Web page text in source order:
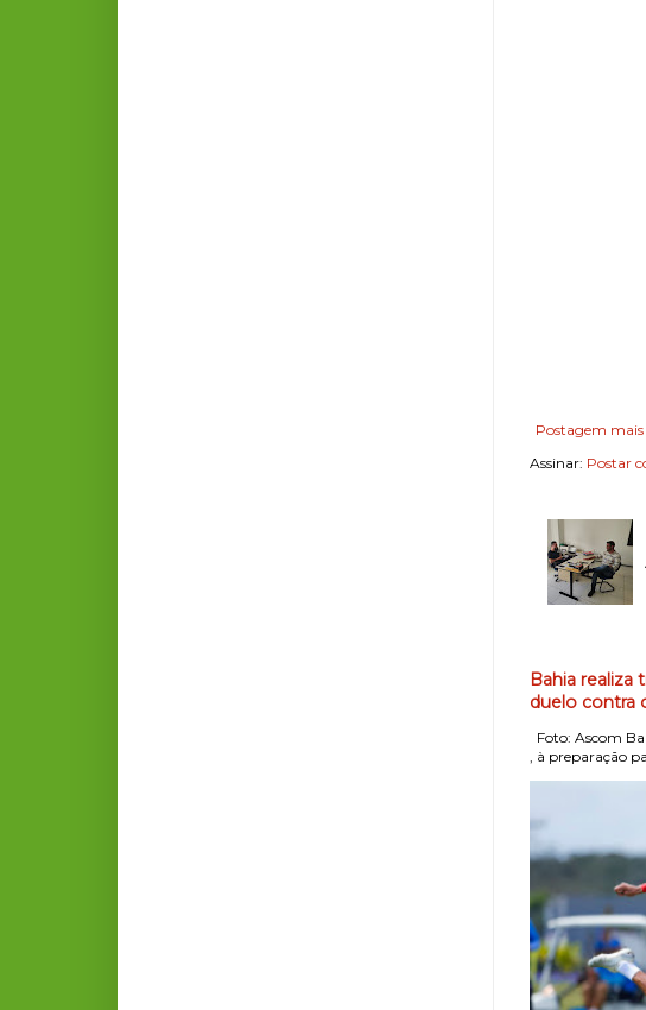
Postagem mais
Assinar: Postar
Bahia realiza
duelo contra
Foto: Ascom
, à preparação